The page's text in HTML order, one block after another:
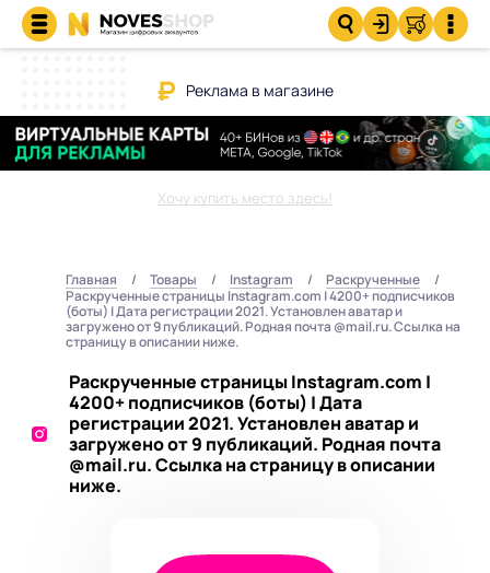
Реклама в магазине
Хочу купить место здесь!
Главная Товары Instagram
Раскрученные
Раскрученные страницы Instagram.com | 4200+ подписчиков
(боты) | Дата регистрации 2021. Установлен аватар и
загружено от 9 публикаций. Родная почта @mail.ru. Ссылка на
страницу в описании ниже.
Раскрученные страницы Instagram.com |
4200+ подписчиков (боты) | Дата
регистрации 2021. Установлен аватар и
загружено от 9 публикаций. Родная почта
@mail.ru. Ссылка на страницу в описании
ниже.